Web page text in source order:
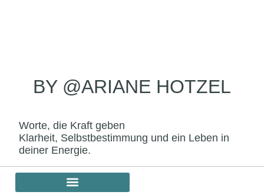
BY @ARIANE HOTZEL
Worte, die Kraft geben
Klarheit, Selbstbestimmung und ein Leben in
deiner Energie.